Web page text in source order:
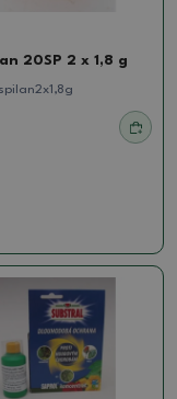
20SP 2 x 1,8 g